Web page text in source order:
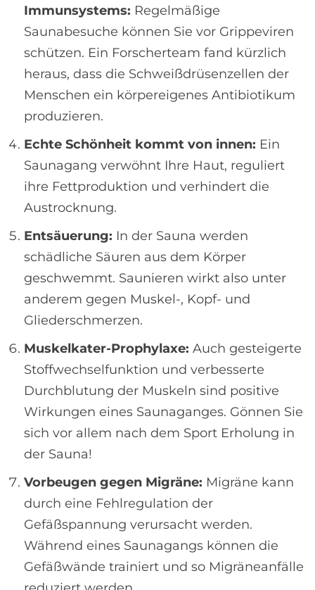
Immunsystems: Regelmäßige
Saunabesuche können Sie vor Grippeviren
schützen. Ein Forscherteam fand kürzlich
heraus, dass die Schweißdrüsenzellen der
Menschen ein körpereigenes Antibiotikum
produzieren.
Echte Schönheit kommt von innen: Ein
Saunagang verwöhnt Ihre Haut, reguliert
ihre Fettproduktion und verhindert die
Austrocknung.
Entsäuerung: In der Sauna werden
schädliche Säuren aus dem Körper
geschwemmt. Saunieren wirkt also unter
anderem gegen Muskel-, Kopf- und
Gliederschmerzen.
Muskelkater-Prophylaxe: Auch gesteigerte
Stoffwechselfunktion und verbesserte
Durchblutung der Muskeln sind positive
Wirkungen eines Saunaganges. Gönnen Sie
sich vor allem nach dem Sport Erholung in
der Sauna!
Vorbeugen gegen Migräne: Migräne kann
durch eine Fehlregulation der
Gefäßspannung verursacht werden.
Während eines Saunagangs können die
Gefäßwände trainiert und so Migräneanfälle